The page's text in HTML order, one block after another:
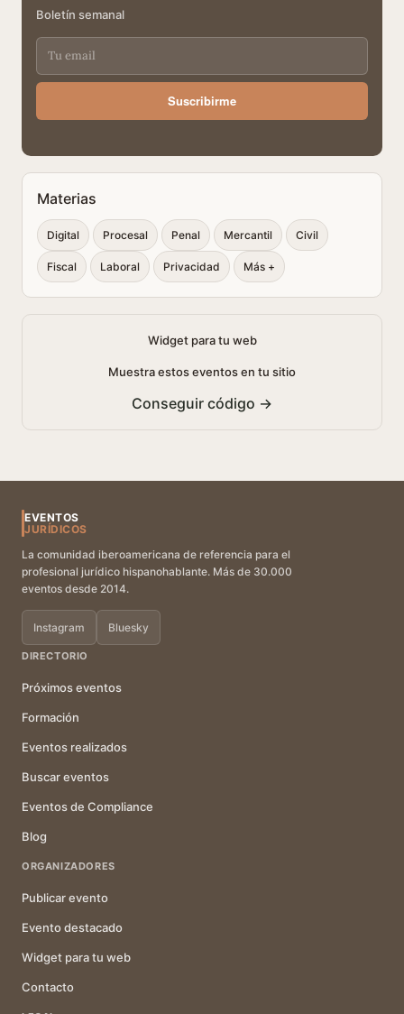
Boletín semanal
Suscribirme
Materias
Digital Procesal Penal Mercantil Civil
Fiscal Laboral Privacidad Más +
Widget para tu web
Muestra estos eventos en tu sitio
Conseguir código →
EVENTOS
JURÍDICOS
La comunidad iberoamericana de referencia para el
profesional jurídico hispanohablante. Más de 30.000
eventos desde 2014.
Instagram Bluesky
DIRECTORIO
Próximos eventos
Formación
Eventos realizados
Buscar eventos
Eventos de Compliance
Blog
ORGANIZADORES
Publicar evento
Evento destacado
Widget para tu web
Contacto